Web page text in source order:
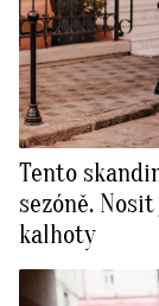
Tento
sezóně.
kalhoty